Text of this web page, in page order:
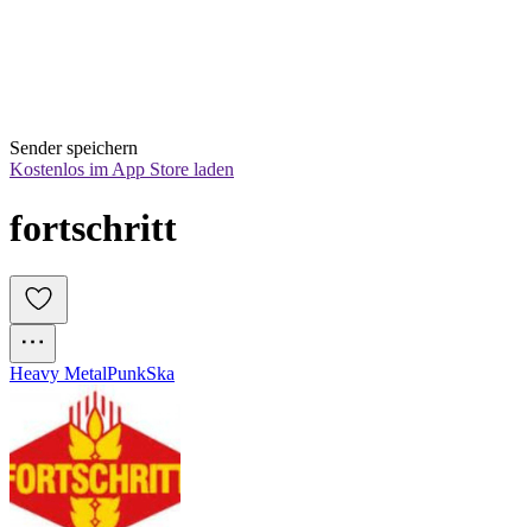
Sender speichern
Kostenlos im App Store laden
fortschritt
Heavy MetalPunkSka